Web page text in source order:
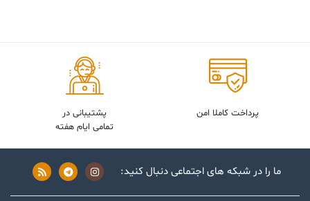
پرداخت کاملا امن
پشتیبانی در
تمامی ایام هفته
ما را در شبکه های اجتماعی دنبال کنید: